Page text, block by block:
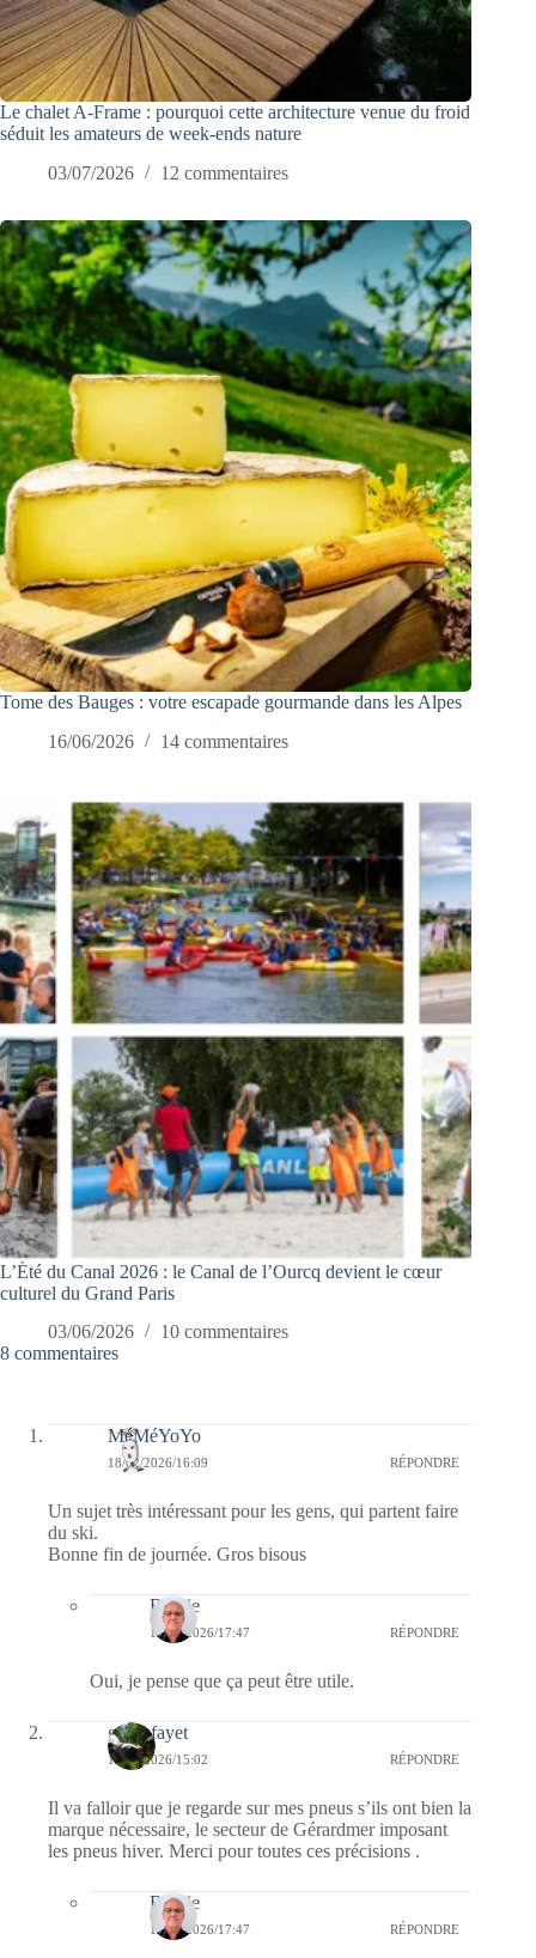
Le chalet A-Frame : pourquoi cette architecture venue du froid
séduit les amateurs de week-ends nature
03/07/2026
12 commentaires
Tome des Bauges : votre escapade gourmande dans les Alpes
16/06/2026
14 commentaires
L’Été du Canal 2026 : le Canal de l’Ourcq devient le cœur
culturel du Grand Paris
03/06/2026
10 commentaires
8 commentaires
MéMéYoYo
18/02/2026/16:09 RÉPONDRE
Un sujet très intéressant pour les gens, qui partent faire
du ski.
Bonne fin de journée. Gros bisous
Bernie
18/02/2026/17:47 RÉPONDRE
Oui, je pense que ça peut être utile.
giselefayet
18/02/2026/15:02 RÉPONDRE
Il va falloir que je regarde sur mes pneus s’ils ont bien la
marque nécessaire, le secteur de Gérardmer imposant
les pneus hiver. Merci pour toutes ces précisions .
Bernie
18/02/2026/17:47 RÉPONDRE